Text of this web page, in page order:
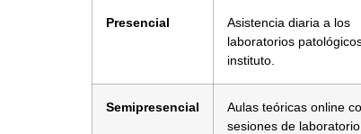
Presencial
Asistencia diaria a los
laboratorios
instituto.
Semipresencial
Aulas teóricas online
sesiones de laboratorio